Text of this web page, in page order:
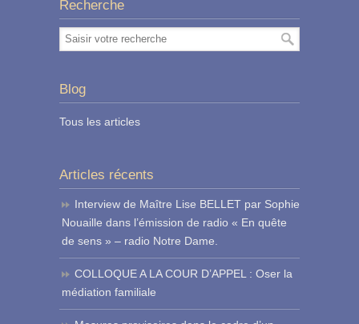
Recherche
Blog
Tous les articles
Articles récents
Interview de Maître Lise BELLET par Sophie
Nouaille dans l’émission de radio « En quête
de sens » – radio Notre Dame.
COLLOQUE A LA COUR D’APPEL : Oser la
médiation familiale